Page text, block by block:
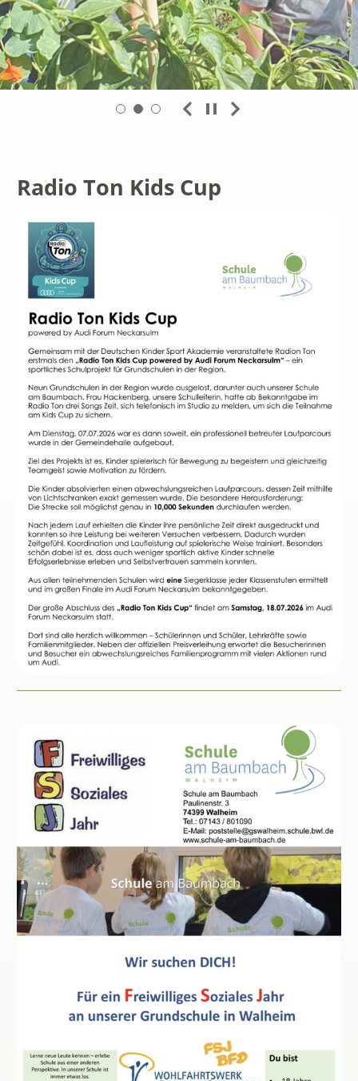
Radio Ton Kids Cup